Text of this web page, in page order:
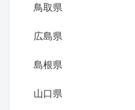
鳥取県
広島県
島根県
山口県